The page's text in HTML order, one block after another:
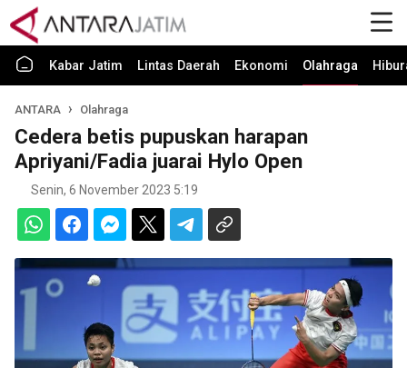
Kabar Jatim Lintas Daerah Ekonomi Olahraga
ANTARA Olahraga
Cedera betis pupuskan harapan
Apriyani/Fadia juarai Hylo Open
Senin, 6 November 2023 5:19